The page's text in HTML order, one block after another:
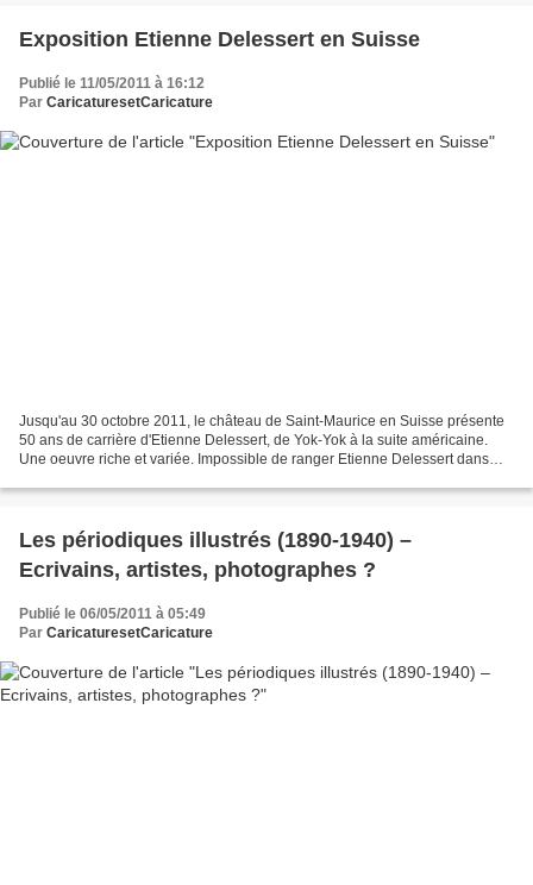
Exposition Etienne Delessert en Suisse
Publié le 11/05/2011 à 16:12
Par CaricaturesetCaricature
Jusqu'au 30 octobre 2011, le château de Saint-Maurice en Suisse présente
50 ans de carrière d'Etienne Delessert, de Yok-Yok à la suite américaine.
Une oeuvre riche et variée. Impossible de ranger Etienne Delessert dans
Les périodiques illustrés (1890-1940) –
Ecrivains, artistes, photographes ?
Publié le 06/05/2011 à 05:49
Par CaricaturesetCaricature